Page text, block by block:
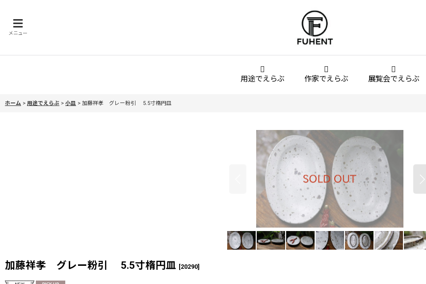
メニュー
用途でえらぶ 作家でえらぶ 展覧会でえらぶ
ホーム > 用途でえらぶ > 小皿 > 加藤祥孝 グレー粉引 5.5寸楕円皿
加藤祥孝 グレー粉引 5.5寸楕円皿 [20290]